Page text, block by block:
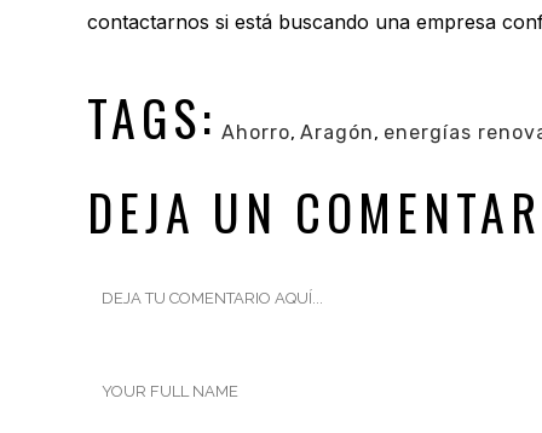
contactarnos si está buscando una empresa
TAGS: Ahorro, Aragón, energías
DEJA UN